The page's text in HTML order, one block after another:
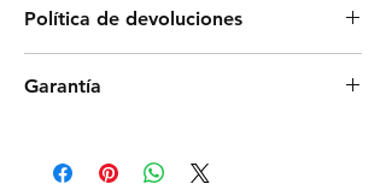
Política de devoluciones
conocidos por su confiabilidad y proceso de
producto funcione según lo previsto, le
Garantía